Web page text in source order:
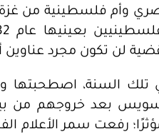
وأم فلسطينية من غزة،
لن تكون مجرد عناوين
تلك السنة، اصطحبتها
بعد خروجهم من
رفعت سمر الأعلام